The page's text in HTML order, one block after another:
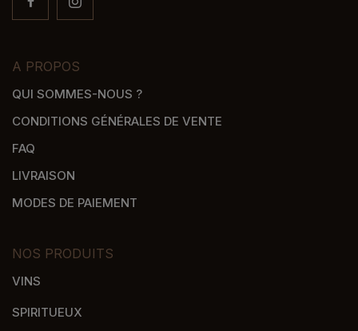
A PROPOS
QUI SOMMES-NOUS ?
CONDITIONS GÉNÉRALES DE VENTE
FAQ
LIVRAISON
MODES DE PAIEMENT
NOS PRODUITS
VINS
SPIRITUEUX